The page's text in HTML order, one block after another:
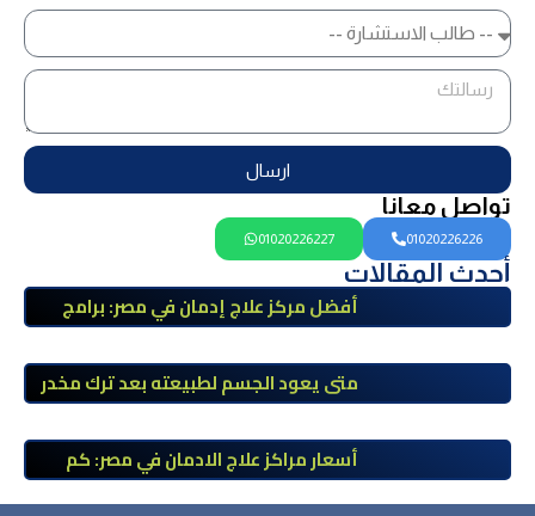
ارسال
تواصل معانا
01020226226
01020226227
أحدث المقالات
أفضل مركز علاج إدمان في مصر: برامج
طبي
متى يعود الجسم لطبيعته بعد ترك مخدر
أسعار مراكز علاج الادمان في مصر: كم
تبلغ التكلفة وما الذي يشمله سعر